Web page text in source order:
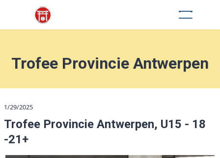
Trofee Provincie Antwerpen
1/29/2025
Trofee Provincie Antwerpen, U15 - 18
-21+